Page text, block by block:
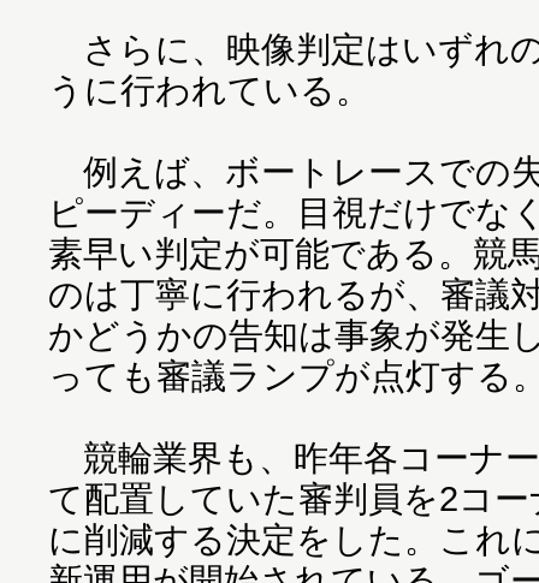
さらに、映像判定はいずれ
うに行われている。
例えば、ボートレースでの
ピーディーだ。目視だけでな
素早い判定が可能である。競
のは丁寧に行われるが、審議
かどうかの告知は事象が発生
っても審議ランプが点灯する
競輪業界も、昨年各コーナ
て配置していた審判員を2コ
に削減する決定をした。これ